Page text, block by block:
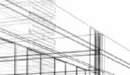
Fax: +34 916